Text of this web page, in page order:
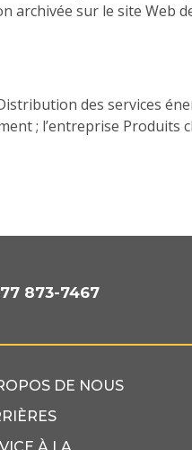
archivée sur le site Web
des services
; l’entreprise Produits
873-7467
DE NOUS